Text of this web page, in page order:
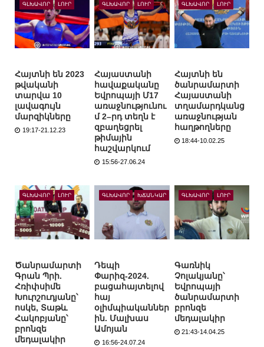
ԳԼԽԱՎՈՐ ԼՈՒՐ
Հայտնի են 2023
թվականի
տարվա 10
լավագույն
մարզիկները
19:17-21.12.23
ԳԼԽԱՎՈՐ ԼՈՒՐ
Հայաստանի
հավաքականը
Եվրոպայի Մ17
առաջնությունու
մ 2–րդ տեղն է
զբաղեցրել
թիմային
հաշվարկում
15:56-27.06.24
ԳԼԽԱՎՈՐ ԼՈՒՐ
Հայտնի են
ծանրամարտի
Հայաստանի
տղամարդկանց
առաջնության
հաղթողները
18:44-10.02.25
ԳԼԽԱՎՈՐ ԼՈՒՐ
Ծանրամարտի
Գրան Պրի.
Հռիփսիմե
Խուրշուդյանը՝
ոսկե, Տաթև
Հակոբյանը՝
բրոնզե
մեդալակիր
ԳԼԽԱՎՈՐ ԽՃԱՆԿԱՐ
Դեպի
Փարիզ-2024.
բացահայտելով
հայ
օլիմպիականներ
ին. Մալխաս
Ամոյան
16:56-24.07.24
ԳԼԽԱՎՈՐ ԼՈՒՐ
Գառնիկ
Չոլակյանը՝
Եվրոպայի
ծանրամարտի
բրոնզե
մեդալակիր
21:43-14.04.25